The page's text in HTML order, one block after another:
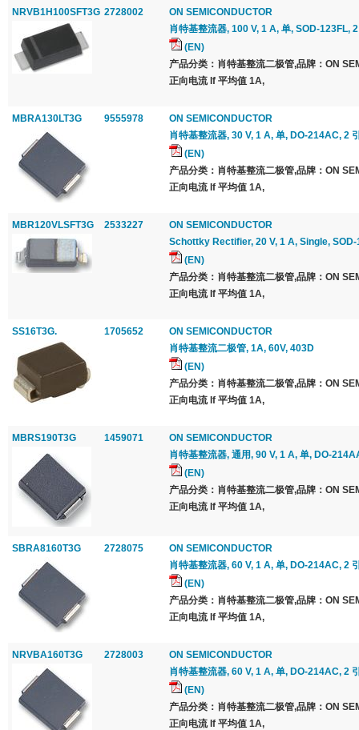
NRVB1H100SFT3G 2728002
ON SEMICONDUCTOR
肖特基整流器, 100 V, 1 A, 单, SOD-123FL,
(EN)
产品分类：肖特基整流二极管,品牌：ON
正向电流 If 平均值 1A,
MBRA130LT3G 9555978
ON SEMICONDUCTOR
肖特基整流器, 30 V, 1 A, 单, DO-214AC, 2
(EN)
产品分类：肖特基整流二极管,品牌：ON
正向电流 If 平均值 1A,
MBR120VLSFT3G 2533227
ON SEMICONDUCTOR
Schottky Rectifier, 20 V, 1 A, Single,
(EN)
产品分类：肖特基整流二极管,品牌：ON
正向电流 If 平均值 1A,
SS16T3G. 1705652
ON SEMICONDUCTOR
肖特基整流二极管, 1A, 60V, 403D
(EN)
产品分类：肖特基整流二极管,品牌：ON
正向电流 If 平均值 1A,
MBRS190T3G 1459071
ON SEMICONDUCTOR
肖特基整流器, 通用, 90 V, 1 A, 单, DO-
(EN)
产品分类：肖特基整流二极管,品牌：ON
正向电流 If 平均值 1A,
SBRA8160T3G 2728075
ON SEMICONDUCTOR
肖特基整流器, 60 V, 1 A, 单, DO-214AC, 2
(EN)
产品分类：肖特基整流二极管,品牌：ON
正向电流 If 平均值 1A,
NRVBA160T3G 2728003
ON SEMICONDUCTOR
肖特基整流器, 60 V, 1 A, 单, DO-214AC, 2
(EN)
产品分类：肖特基整流二极管,品牌：ON
正向电流 If 平均值 1A,